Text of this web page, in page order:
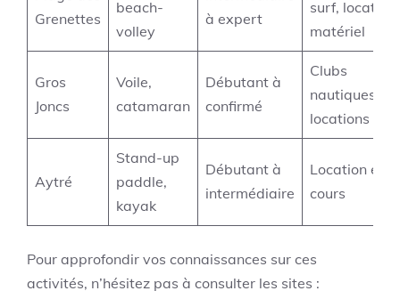
Grenettes
beach-
volley
à expert
surf, location
matériel
Gros
Joncs
Voile,
catamaran
Débutant à
confirmé
Clubs
nautiques,
locations
Aytré
Stand-up
paddle,
kayak
Débutant à
intermédiaire
Location et
cours
Pour approfondir vos connaissances sur ces
activités, n’hésitez pas à consulter les sites :